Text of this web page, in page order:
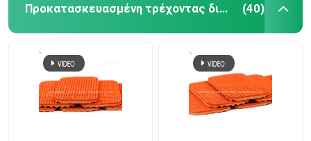
Προκατασκευασμένη τρέχοντας διαδρομή (40)